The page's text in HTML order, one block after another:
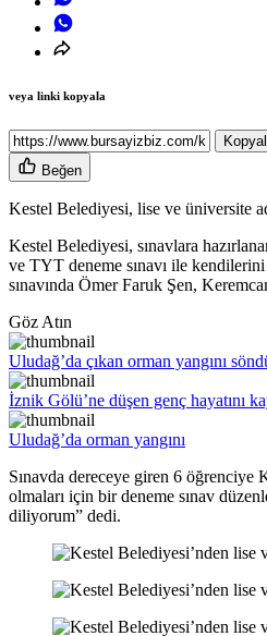
veya linki kopyala
Beğen
Kestel Belediyesi, lise ve üniversite
Kestel Belediyesi, sınavlara
ve TYT deneme sınavı ile
sınavında Ömer Faruk Şen,
Göz Atın
Uludağ’da çıkan orman yangını
İznik Gölü’ne düşen genç hayatını
Uludağ’da orman yangını
Sınavda dereceye giren 6 öğrenciye
olmaları için bir deneme sınav
diliyorum” dedi.